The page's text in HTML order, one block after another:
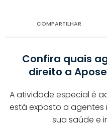
COMPARTILHAR
Confira quais
direito a
A atividade especial é
está exposto a agentes
sua saúde e